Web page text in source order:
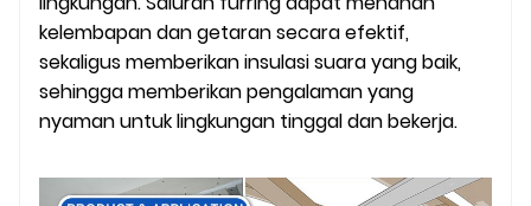
kelembapan dan getaran secara efektif,
sekaligus memberikan insulasi suara yang baik,
sehingga memberikan pengalaman yang
nyaman untuk lingkungan tinggal dan bekerja.